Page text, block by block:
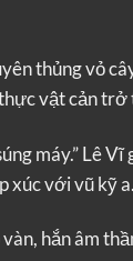
thủng vỏ
vật cản
máy.” Lê Vĩ
xúc với vũ kỹ a.
hắn âm